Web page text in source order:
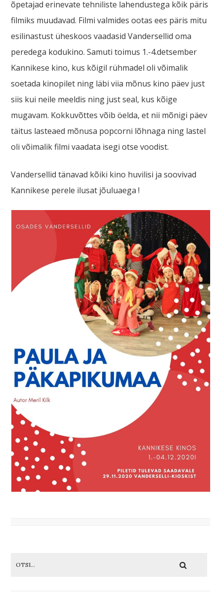
õpetajad erinevate tehniliste lahendustega kõik päris
filmiks muudavad. Filmi valmides ootas ees päris mitu
esilinastust üheskoos vaadasid Vandersellid oma
peredega kodukino. Samuti toimus 1.-4.detsember
Kannikese kino, kus kõigil rühmadel oli võimalik
soetada kinopilet ning läbi viia mõnus kino päev just
siis kui neile meeldis ning just seal, kus kõige
mugavam. Kokkuvõttes võib öelda, et nii mõnigi päev
täitus lasteaed mõnusa popcorni lõhnaga ning lastel
oli võimalik filmi vaadata isegi otse voodist.
Vandersellid tänavad kõiki kino huvilisi ja soovivad
Kannikese perele ilusat jõuluaega !